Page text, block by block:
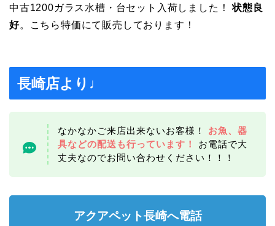
中古1200ガラス水槽・台セット入荷しました！状態良
好。こちら特価にて販売しております！
長崎店より♩
なかなかご来店出来ないお客様！ お魚、器
具などの配送も行っています！
お電話で大
丈夫なのでお問い合わせください！！！
アクアペット長崎へ電話